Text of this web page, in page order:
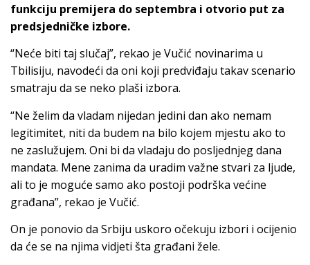
funkciju premijera do septembra i otvorio put za
predsjedničke izbore.
“Neće biti taj slučaj”, rekao je Vučić novinarima u
Tbilisiju, navodeći da oni koji predviđaju takav scenario
smatraju da se neko plaši izbora.
“Ne želim da vladam nijedan jedini dan ako nemam
legitimitet, niti da budem na bilo kojem mjestu ako to
ne zaslužujem. Oni bi da vladaju do posljednjeg dana
mandata. Mene zanima da uradim važne stvari za ljude,
ali to je moguće samo ako postoji podrška većine
građana”, rekao je Vučić.
On je ponovio da Srbiju uskoro očekuju izbori i ocijenio
da će se na njima vidjeti šta građani žele.